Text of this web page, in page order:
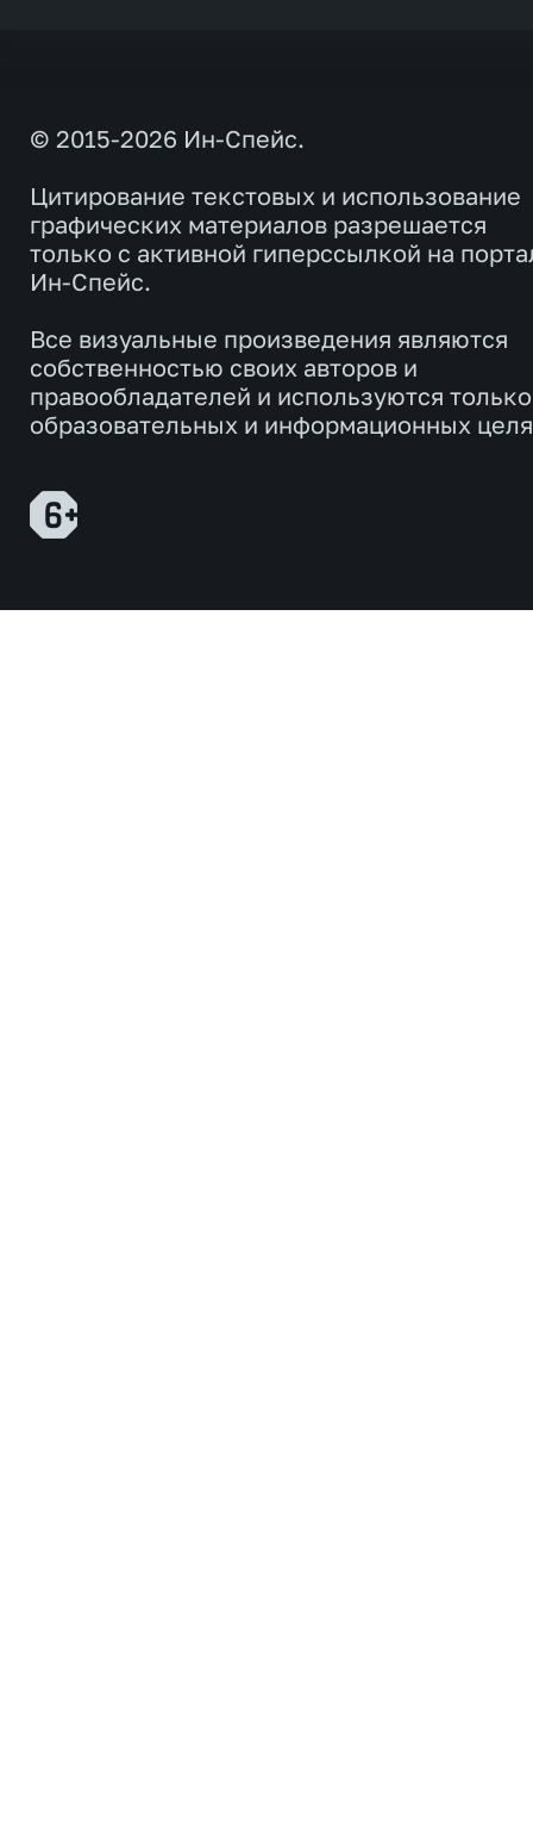
© 2015-2026 Ин-Спейс.
Цитирование текстовых и использование
графических материалов разрешается
только с активной гиперссылкой на
Ин-Спейс.
Все визуальные произведения являются
собственностью своих авторов и
правообладателей и используются
образовательных и информационных